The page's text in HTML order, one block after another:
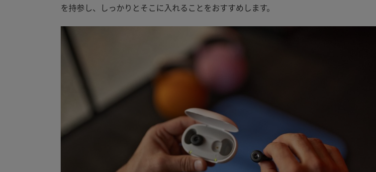
を持参し、しっかりとそこに入れることをおすすめします。